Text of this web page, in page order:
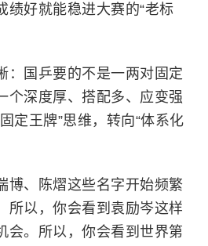
绩好就能稳进大赛的“老标
：国乒要的不是一两对固定
个深度厚、搭配多、应变强
定王牌”思维，转向“体系化
博、陈熠这些名字开始频繁
所以，你会看到袁励岑这样
会。所以，你会看到世界第